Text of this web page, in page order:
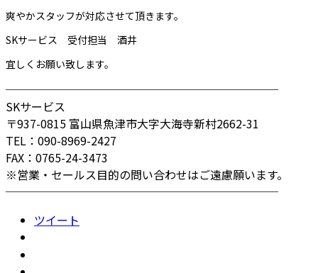
爽やかスタッフが対応させて頂きます。
SKサービス 受付担当 酒井
宜しくお願い致します。
────────────────────────
SKサービス
〒937-0815 富山県魚津市大字大海寺新村2662-31
TEL：090-8969-2427
FAX：0765-24-3473
※営業・セールス目的の問い合わせはご遠慮願います。
────────────────────────
ツイート